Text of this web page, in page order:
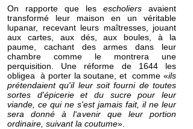
On rapporte que les escholiers avaient
transformé
leur maison en un véritable
lupanar, recevant leurs maîtresses, jouant
aux cartes, aux dés, aux boules, à la
paume, cachant des armes dans leur
chambre comme le montrera une
perquisition. Une réforme de 1644 les
obligea à porter la soutane, et comme «ils
prétendaient qu'il leur soit fourni de toutes
sortes d'épicerie et du sucre pour leur
viande, ce qui ne s'est jamais fait, il ne leur
sera donné à l‘avenir que leur portion
ordinaire, suivant la coutume».